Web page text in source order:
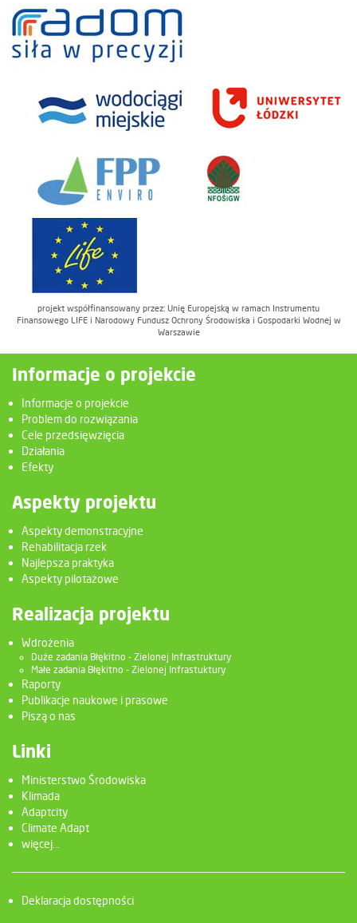
projekt współfinansowany przez: Unię Europejską w ramach Instrumentu
Finansowego LIFE i Narodowy Fundusz Ochrony Środowiska i Gospodarki Wodnej w
Warszawie
Informacje o projekcie
Informacje o projekcie
Problem do rozwiązania
Cele przedsięwzięcia
Działania
Efekty
Aspekty projektu
Aspekty demonstracyjne
Rehabilitacja rzek
Najlepsza praktyka
Aspekty pilotażowe
Realizacja projektu
Wdrożenia
Duże zadania Błękitno - Zielonej Infrastruktury
Małe zadania Błękitno - Zielonej Infrastuktury
Raporty
Publikacje naukowe i prasowe
Piszą o nas
Linki
Ministerstwo Środowiska
Klimada
Adaptcity
Climate Adapt
więcej...
Deklaracja dostępności